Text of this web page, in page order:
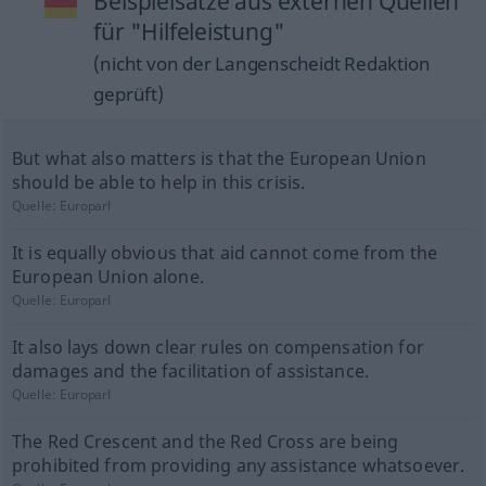
für "Hilfeleistung"
(nicht von der Langenscheidt Redaktion
geprüft)
But what also matters is that the European Union
should be able to help in this crisis.
Quelle: Europarl
It is equally obvious that aid cannot come from the
European Union alone.
Quelle: Europarl
It also lays down clear rules on compensation for
damages and the facilitation of assistance.
Quelle: Europarl
The Red Crescent and the Red Cross are being
prohibited from providing any assistance whatsoever.